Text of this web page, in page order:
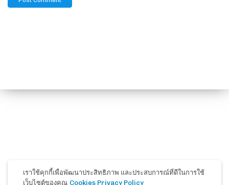
เราใช้คุกกี้เพื่อพัฒนาประสิทธิภาพ และประสบการณ์ที่ดีในการใช้
เว็บไซต์ของคุณ Cookies Privacy Policy